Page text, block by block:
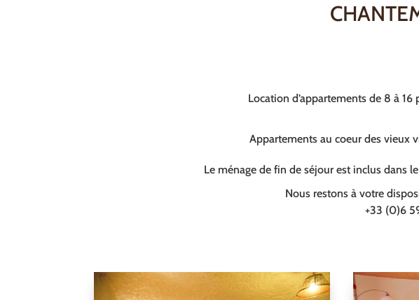
Location d’appartements de 8 à 16
Appartements au coeur des vieux
Le ménage de fin de séjour est inclus dans
Nous restons à votre
+33 (0)6